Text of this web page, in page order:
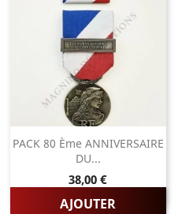
PACK 80 Ème ANNIVERSAIRE
DU...
Prix
38,00 €
AJOUTER